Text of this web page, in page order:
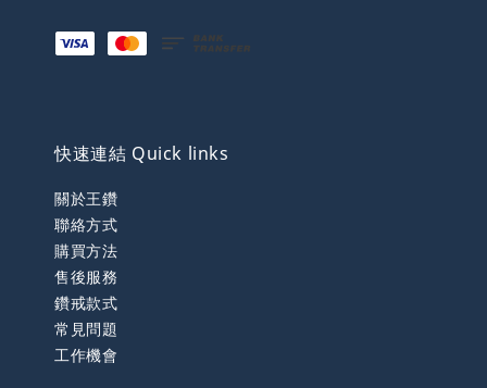
快速連結 Quick links
關於王鑽
聯絡方式
購買方法
售後服務
鑽戒款式
常見問題
工作機會